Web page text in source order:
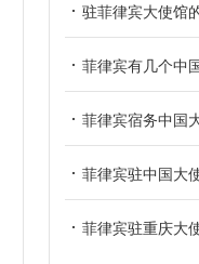
驻菲律宾大使馆
菲律宾有几个中
菲律宾宿务中国
菲律宾驻中国大
菲律宾驻重庆大